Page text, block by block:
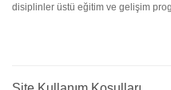
disiplinler üstü eğitim ve gelişim